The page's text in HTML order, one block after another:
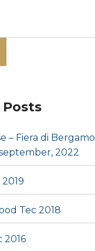
Posts
– Fiera di Bergamo
2022
Tec 2018
2016